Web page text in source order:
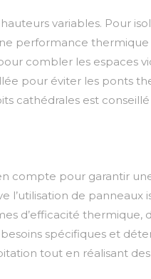
variables. Pour
performance
combler les espaces
pour éviter les ponts
cathédrales est conseillé
compte pour garantir
l’utilisation de panneaux
d’efficacité thermique,
spécifiques et
tout en réalisant